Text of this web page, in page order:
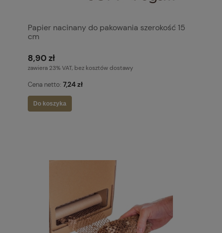
Papier nacinany do pakowania szerokość 15
cm
8,90 zł
zawiera 23% VAT, bez kosztów dostawy
Cena netto: 7,24 zł
Do koszyka